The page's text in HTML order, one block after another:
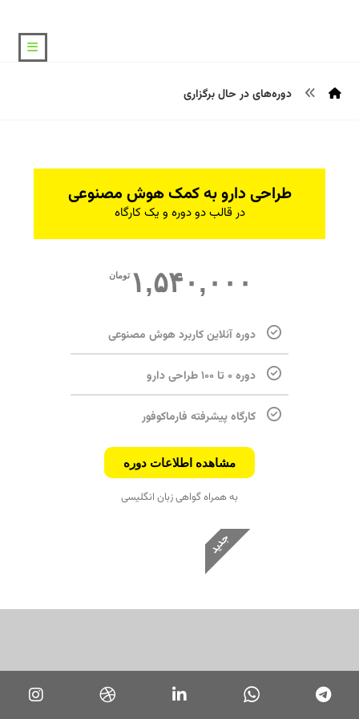
دوره‌های در حال برگزاری
طراحی دارو به کمک هوش مصنوعی
در قالب دو دوره و یک کارگاه
تومان ۱,۵۴۰,۰۰۰
دوره آنلاین کاربرد هوش مصنوعی
دوره ۰ تا ۱۰۰ طراحی دارو
کارگاه پیشرفته فارماکوفور
مشاهده اطلاعات دوره
به همراه گواهی زبان انگلیسی
جدید